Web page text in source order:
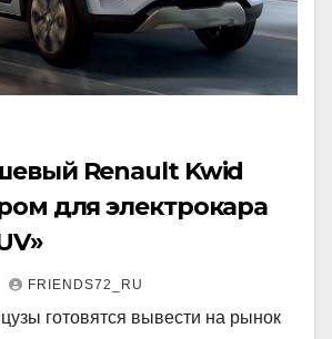
Renault Kwid
для электрокара
FRIENDS72_RU
готовятся вывести на рынок